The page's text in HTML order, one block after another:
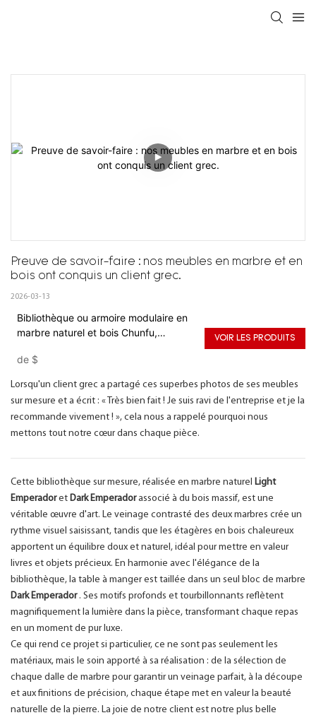
Preuve de savoir-faire : nos meubles en marbre et en
bois ont conquis un client grec.
2026-03-13
Bibliothèque ou armoire modulaire en
marbre naturel et bois Chunfu,
luxueux
de $
VOIR LES PRODUITS
Lorsqu'un client grec a partagé ces superbes photos de ses meubles
sur mesure et a écrit : « Très bien fait ! Je suis ravi de l'entreprise et je la
recommande vivement ! », cela nous a rappelé pourquoi nous
mettons tout notre cœur dans chaque pièce.
Cette bibliothèque sur mesure, réalisée en marbre naturel Light
Emperadoret Dark Emperadorassocié à du bois massif, est une
véritable œuvre d'art. Le veinage contrasté des deux marbres crée un
rythme visuel saisissant, tandis que les étagères en bois chaleureux
apportent un équilibre doux et naturel, idéal pour mettre en valeur
livres et objets précieux. En harmonie avec l'élégance de la
bibliothèque, la table à manger est taillée dans un seul bloc de marbre
Dark Emperador. Ses motifs profonds et tourbillonnants reflètent
magnifiquement la lumière dans la pièce, transformant chaque repas
en un moment de pur luxe.
Ce qui rend ce projet si particulier, ce ne sont pas seulement les
matériaux, mais le soin apporté à sa réalisation : de la sélection de
chaque dalle de marbre pour garantir un veinage parfait, à la découpe
et aux finitions de précision, chaque étape met en valeur la beauté
naturelle de la pierre. La joie de notre client est notre plus belle